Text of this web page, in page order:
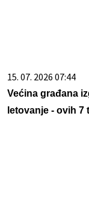
15. 07. 2026 07:44
Većina građana
letovanje - ovih